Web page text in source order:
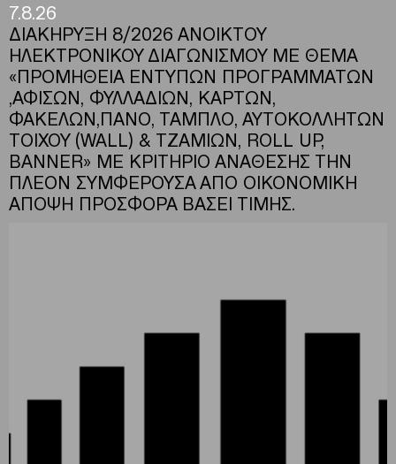
7.8.26
ΔΙΑΚΗΡΥΞΗ 8/2026 ΑΝΟΙΚΤΟΥ
ΗΛΕΚΤΡΟΝΙΚΟΥ ΔΙΑΓΩΝΙΣΜΟΥ ΜΕ ΘΕΜΑ
«ΠΡΟΜΗΘΕΙΑ ΕΝΤΥΠΩΝ ΠΡΟΓΡΑΜΜΑΤΩΝ
,ΑΦΙΣΩΝ, ΦΥΛΛΑΔΙΩΝ, ΚΑΡΤΩΝ,
ΦΑΚΕΛΩΝ,ΠΑΝΟ, ΤΑΜΠΛΟ, ΑΥΤΟΚΟΛΛΗΤΩΝ
ΤΟΙΧΟΥ (WALL) & ΤΖΑΜΙΩΝ, ROLL UP,
BANNER» ΜΕ ΚΡΙΤΗΡΙΟ ΑΝΑΘΕΣΗΣ ΤΗΝ
ΠΛΕΟΝ ΣΥΜΦΕΡΟΥΣΑ ΑΠΟ ΟΙΚΟΝΟΜΙΚΗ
ΑΠΟΨΗ ΠΡΟΣΦΟΡΑ ΒΑΣΕΙ ΤΙΜΗΣ.